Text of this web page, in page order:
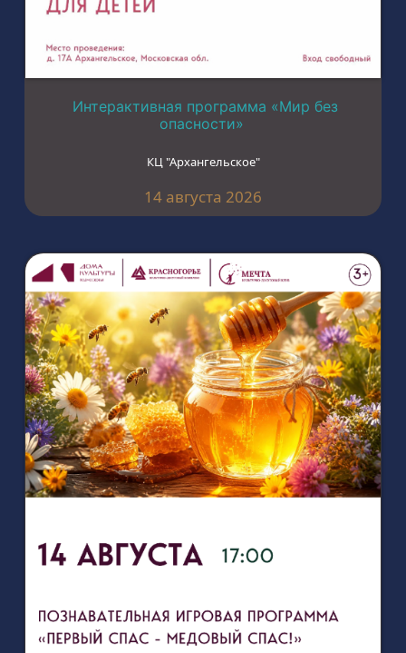
Интерактивная программа «Мир без
опасности»
КЦ "Архангельское"
14 августа 2026